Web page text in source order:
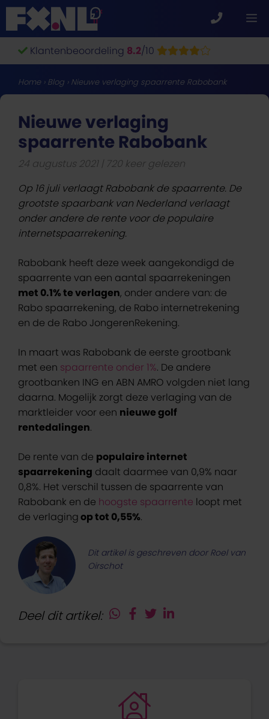
Ga
naar
de
inhoudKlantenbeoordeling 8.2/10
Home› Blog › Nieuwe verlaging spaarrente Rabobank
Nieuwe verlaging
spaarrente Rabobank
24 augustus 2021
720 keer gelezen
Op 16 juli verlaagt Rabobank de spaarrente. De
grootste spaarbank van Nederland verlaagt
onder andere de rente voor de populaire
internetspaarrekening.
Rabobank heeft deze week aangekondigd de
spaarrente van een aantal spaarrekeningen
met 0.1% te verlagen, onder andere van: de
Rabo spaarrekening, de Rabo internetrekening
en de de Rabo JongerenRekening.
In maart was Rabobank de eerste grootbank
met een spaarrente onder 1%. De andere
grootbanken ING en ABN AMRO volgden niet lang
daarna. Mogelijk zorgt deze verlaging van de
marktleider voor een nieuwe golf
rentedalingen.
De rente van de populaire internet
spaarrekening daalt daarmee van 0,9% naar
0,8%. Het verschil tussen de spaarrente van
Rabobank en de hoogste spaarrente loopt met
de verlagingop tot 0,55%.
Dit artikel is geschreven door Roel van
Oirschot
Deel dit artikel: